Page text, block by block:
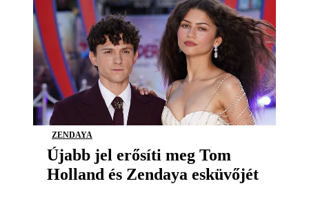
ZENDAYA
Újabb jel erősíti meg Tom
Holland és Zendaya esküvőjét